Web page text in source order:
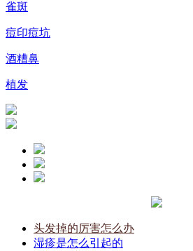
雀斑
痘印痘坑
酒糟鼻
植发
头发掉的厉害怎么办
湿疹是怎么引起的